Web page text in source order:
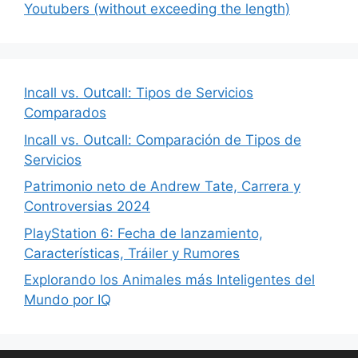
Youtubers (without exceeding the length)
Incall vs. Outcall: Tipos de Servicios
Comparados
Incall vs. Outcall: Comparación de Tipos de
Servicios
Patrimonio neto de Andrew Tate, Carrera y
Controversias 2024
PlayStation 6: Fecha de lanzamiento,
Características, Tráiler y Rumores
Explorando los Animales más Inteligentes del
Mundo por IQ